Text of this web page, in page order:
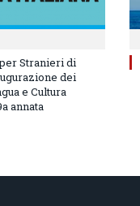
Stranieri di
dei
e Cultura
annata